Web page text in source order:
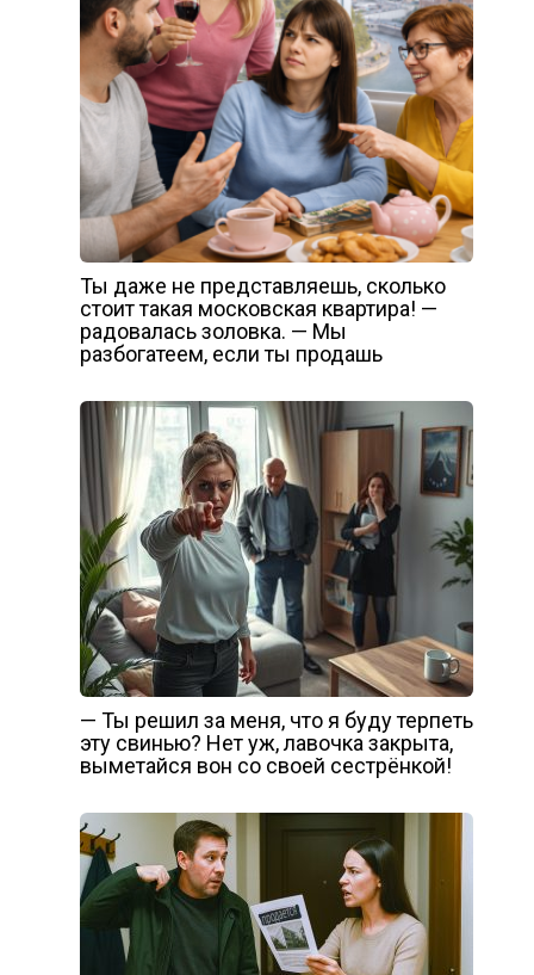
Ты даже не представляешь, сколько
стоит такая московская квартира! —
радовалась золовка. — Мы
разбогатеем, если ты продашь
— Ты решил за меня, что я буду терпеть
эту свинью? Нет уж, лавочка закрыта,
выметайся вон со своей сестрёнкой!